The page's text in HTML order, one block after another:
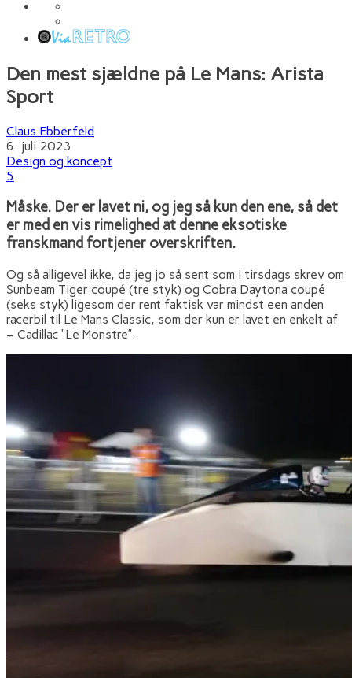
Den mest sjældne på Le Mans: Arista
Sport
Claus Ebberfeld
6. juli 2023
Design og koncept
5
Måske. Der er lavet ni, og jeg så kun den ene, så det
er med en vis rimelighed at denne eksotiske
franskmand fortjener overskriften.
Og så alligevel ikke, da jeg jo så sent som i tirsdags skrev om
Sunbeam Tiger coupé (tre styk) og Cobra Daytona coupé
(seks styk) ligesom der rent faktisk var mindst een anden
racerbil til Le Mans Classic, som der kun er lavet en enkelt af
– Cadillac “Le Monstre”.